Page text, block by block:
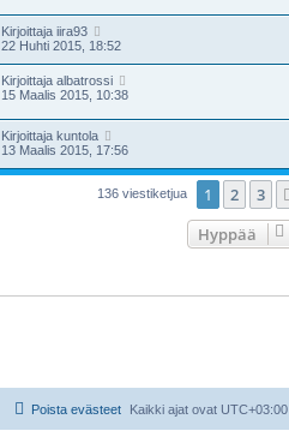
Kirjoittaja iira93
22 Huhti 2015, 18:52
Kirjoittaja albatrossi
15 Maalis 2015, 10:38
Kirjoittaja kuntola
13 Maalis 2015, 17:56
136 viestiketjua 1 2 3
Hyppää
Kaikki ajat ovat UTC+03:00
Poista evästeet